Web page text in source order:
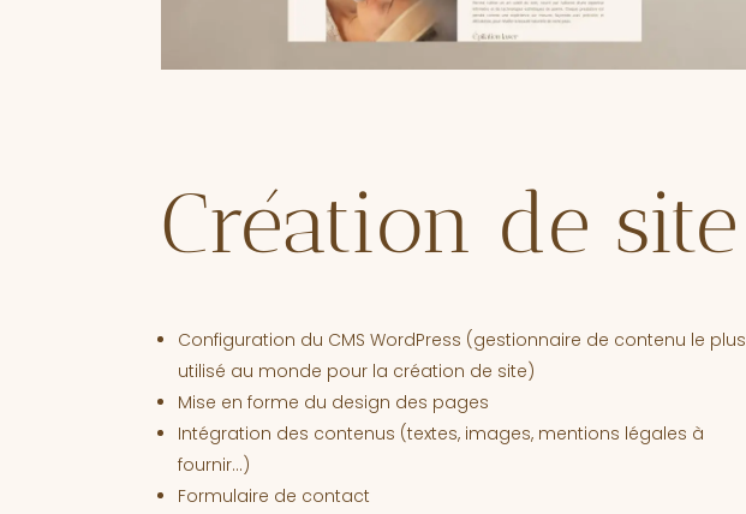
Création de
Configuration du CMS WordPress (gestionnaire de contenu le plus
utilisé au monde pour la création de site)
Mise en forme du design des pages
Intégration des contenus (textes, images, mentions légales à
fournir…)
Formulaire de contact